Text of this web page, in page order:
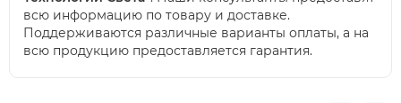
всю информацию по товару и доставке.
Поддерживаются различные варианты оплаты, а на
всю продукцию предоставляется гарантия.